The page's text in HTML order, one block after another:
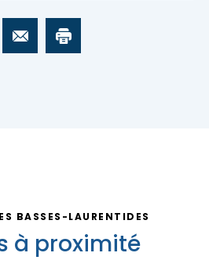
BASSES-LAURENTIDES
à proximité